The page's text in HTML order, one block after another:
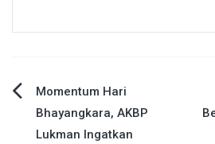
Navigasi
pos
Momentum Hari
Bhayangkara, AKBP
Lukman Ingatkan